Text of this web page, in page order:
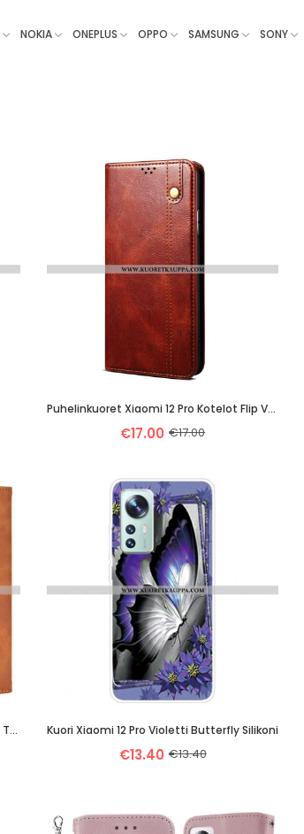
NOKIA ONEPLUS OPPO SAMSUNG SONY
Puhelinkuoret Xiaomi 12 Pro Kotelot Flip Vahattua Tekonahkaa
€17.00 €17.00
Puhelinkuoret Xiaomi 12 Pro Kotelot Flip Tyylitelty Vintage-Nahkaefekti Kuori Xiaomi 12 Pro Violetti Butterfly Silikoni
€13.40 €13.40